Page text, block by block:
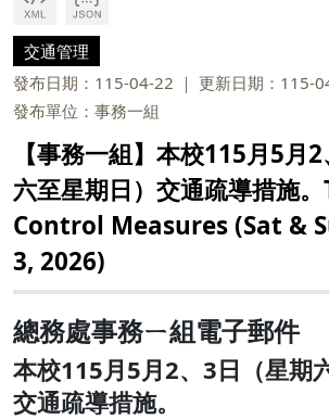
交通管理
發布日期：115-04-22
更新日期：115-
發布單位：事務一組
【事務一組】本校115月5月
六至星期日）交通疏導措施
Control Measures (Sat &
3, 2026)
總務處事務ㄧ組電子郵件
本校115月5月2、3日（星期
交通疏導措施。